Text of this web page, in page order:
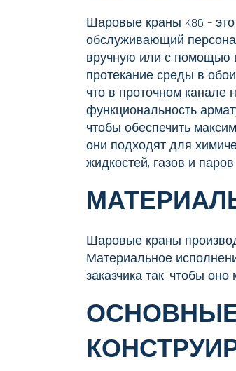
Шаровые краны K86 –
обслуживающий
вручную или с помощью
протекание среды в
что в проточном канале
функциональность
чтобы обеспечить
они подходят для
жидкостей, газов и паров.
Шаровые краны
Материальное
заказчика так, чтобы